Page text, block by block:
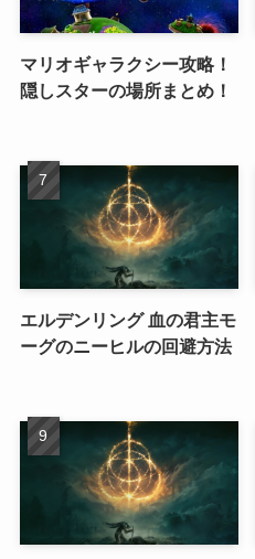
マリオギャラクシー攻略！
隠しスターの場所まとめ！
エルデンリング 血の君主モ
ーグのニーヒルの回避方法